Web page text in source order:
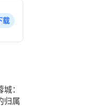
载
：
归属